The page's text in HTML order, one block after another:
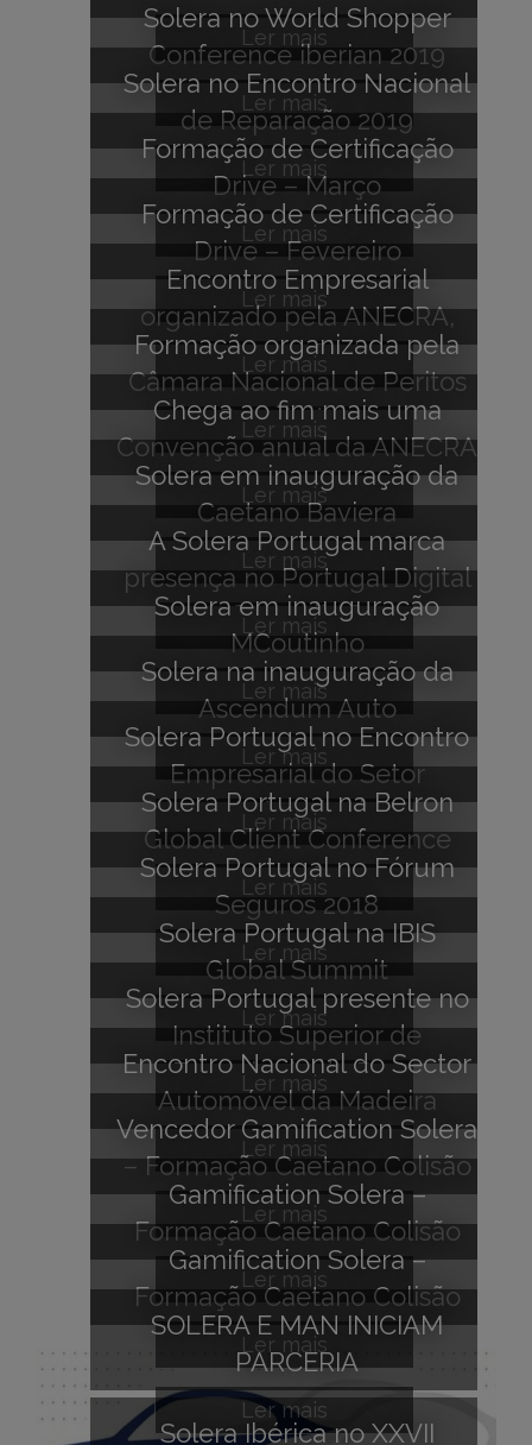
Ler mais
Ler mais
Solera no World Shopper
Conference iberian 2019
Ler mais
Solera no Encontro Nacional
de Reparação 2019
Ler mais
Formação de Certificação
Drive – Março
Ler mais
Formação de Certificação
Drive – Fevereiro
Ler mais
Encontro Empresarial
organizado pela ANECRA,
Viana do Castelo
Ler mais
Formação organizada pela
Câmara Nacional de Peritos
Reguladores
Ler mais
Chega ao fim mais uma
Convenção anual da ANECRA
Ler mais
Solera em inauguração da
Caetano Baviera
Ler mais
A Solera Portugal marca
presença no Portugal Digital
Summit 18
Ler mais
Solera em inauguração
MCoutinho
Ler mais
Solera na inauguração da
Ascendum Auto
Ler mais
Solera Portugal no Encontro
Empresarial do Setor
Automóvel
Ler mais
Solera Portugal na Belron
Global Client Conference
2018
Ler mais
Solera Portugal no Fórum
Seguros 2018
Ler mais
Solera Portugal na IBIS
Global Summit
Ler mais
Solera Portugal presente no
Instituto Superior de
Engenharia do Porto
Ler mais
Encontro Nacional do Sector
Automóvel da Madeira
Ler mais
Vencedor Gamification Solera
– Formação Caetano Colisão
Ler mais
Gamification Solera –
Formação Caetano Colisão
Ler mais
Gamification Solera –
Formação Caetano Colisão
Ler mais
SOLERA E MAN INICIAM
PARCERIA
Solera Ibérica no XXVII